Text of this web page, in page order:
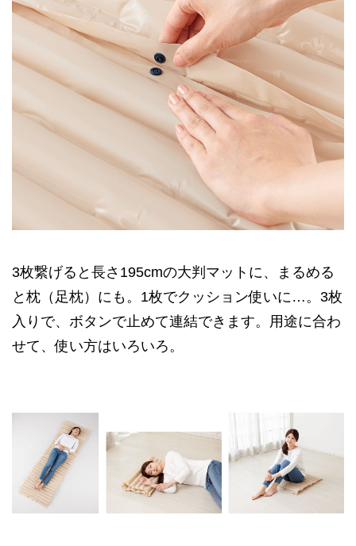
3枚繋げると長さ195cmの大判マットに、まるめる
と枕（足枕）にも。1枚でクッション使いに…。3枚
入りで、ボタンで止めて連結できます。用途に合わ
せて、使い方はいろいろ。